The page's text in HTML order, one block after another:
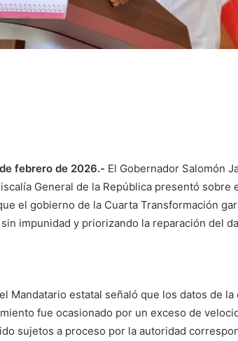
febrero de 2026.- El Gobernador Salomón
General de la República presentó sobre
el gobierno de la Cuarta Transformación
impunidad y priorizando la reparación del
Mandatario estatal señaló que los datos de la
fue ocasionado por un exceso de
sujetos a proceso por la autoridad